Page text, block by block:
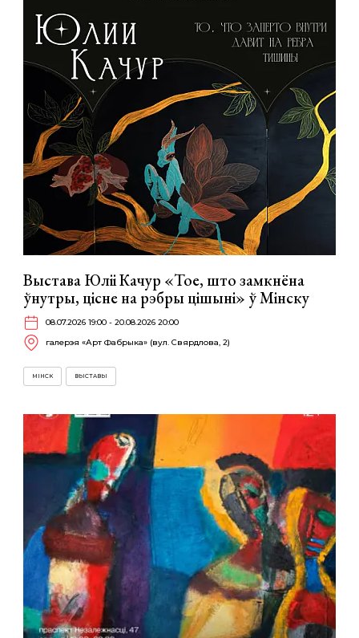
Выстава Юліі Качур «Тое, што замкнёна
ўнутры, цісне на рэбры цішыні» ў Мінску
08.07.2026 19:00 - 20.08.2026 20:00
галерэя «Арт Фабрыка» (вул. Свярдлова, 2)
МІНСК ВЫСТАВЫ